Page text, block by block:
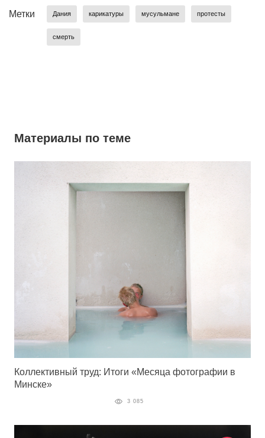
Метки Дания карикатуры мусульмане протесты
смерть
Материалы по теме
Коллективный труд: Итоги «Месяца фотографии в
Минске»
3 085